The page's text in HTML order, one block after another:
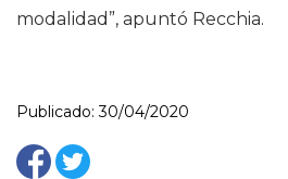
modalidad”, apuntó Recchia.
Publicado: 30/04/2020